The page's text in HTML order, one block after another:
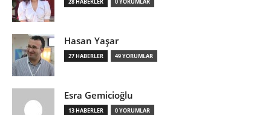
Hasan Yaşar
27 HABERLER 49 YORUMLAR
Esra Gemicioğlu
13 HABERLER 0 YORUMLAR